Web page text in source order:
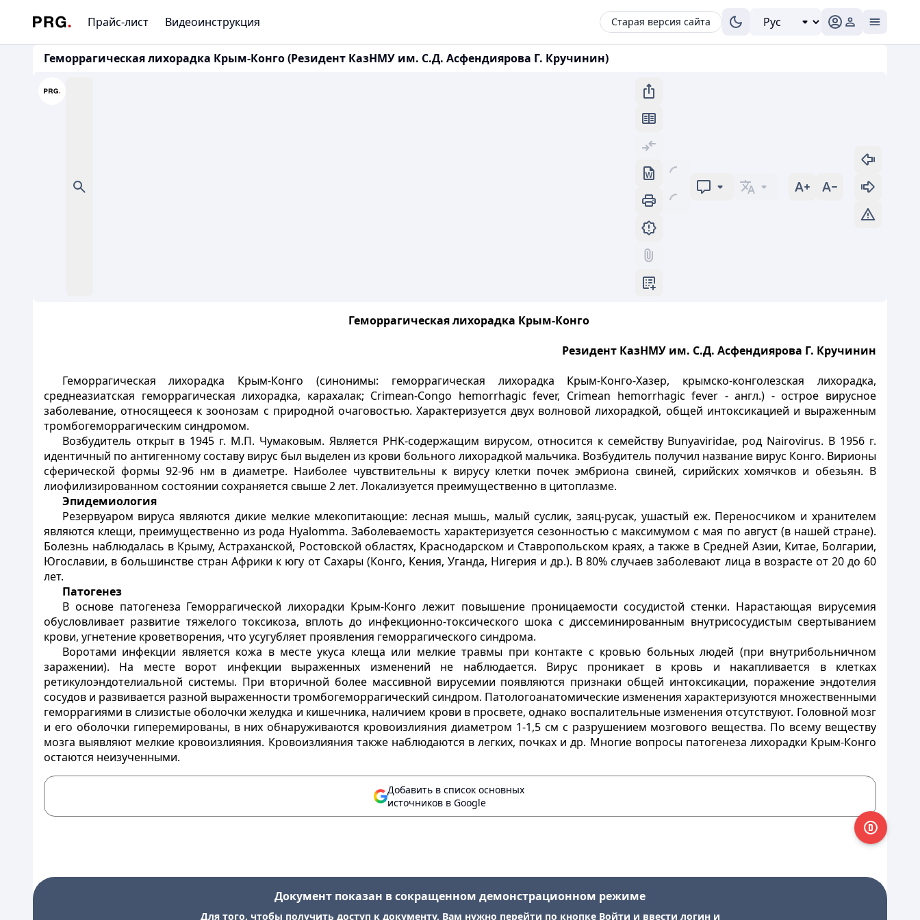
Прайс-лист Видеоинструкция Старая версия сайта
Геморрагическая лихорадка Крым-Конго (Резидент КазНМУ им. С.Д. Асфендиярова Г. Кручинин)
Геморрагическая лихорадка Крым-Конго
Резидент КазНМУ им. С.Д. Асфендиярова Г. Кручинин
Геморрагическая лихорадка Крым-Конго (синонимы: геморрагическая лихорадка Крым-Конго-Хазер, крымско-конголезская лихорадка,
среднеазиатская геморрагическая лихорадка, карахалак; Crimean-Congo hemorrhagic fever, Crimean hemorrhagic fever - англ.) - острое вирусное
заболевание, относящееся к зоонозам с природной очаговостью. Характеризуется двух волновой лихорадкой, общей интоксикацией и выраженным
тромбогеморрагическим синдромом.
Возбудитель открыт в 1945 г. М.П. Чумаковым. Является РНК-содержащим вирусом, относится к семейству Bunyaviridae, род Nairovirus. В 1956 г.
идентичный по антигенному составу вирус был выделен из крови больного лихорадкой мальчика. Возбудитель получил название вирус Конго. Вирионы
сферической формы 92-96 нм в диаметре. Наиболее чувствительны к вирусу клетки почек эмбриона свиней, сирийских хомячков и обезьян. В
лиофилизированном состоянии сохраняется свыше 2 лет. Локализуется преимущественно в цитоплазме.
Эпидемиология
Резервуаром вируса являются дикие мелкие млекопитающие: лесная мышь, малый суслик, заяц-русак, ушастый еж. Переносчиком и хранителем
являются клещи, преимущественно из рода Hyalomma. Заболеваемость характеризуется сезонностью с максимумом с мая по август (в нашей стране).
Болезнь наблюдалась в Крыму, Астраханской, Ростовской областях, Краснодарском и Ставропольском краях, а также в Средней Азии, Китае, Болгарии,
Югославии, в большинстве стран Африки к югу от Сахары (Конго, Кения, Уганда, Нигерия и др.). В 80% случаев заболевают лица в возрасте от 20 до 60
лет.
Патогенез
В основе патогенеза Геморрагической лихорадки Крым-Конго лежит повышение проницаемости сосудистой стенки. Нарастающая вирусемия
обусловливает развитие тяжелого токсикоза, вплоть до инфекционно-токсического шока с диссеминированным внутрисосудистым свертыванием
крови, угнетение кроветворения, что усугубляет проявления геморрагического синдрома.
Воротами инфекции является кожа в месте укуса клеща или мелкие травмы при контакте с кровью больных людей (при внутрибольничном
заражении). На месте ворот инфекции выраженных изменений не наблюдается. Вирус проникает в кровь и накапливается в клетках
ретикулоэндотелиальной системы. При вторичной более массивной вирусемии появляются признаки общей интоксикации, поражение эндотелия
сосудов и развивается разной выраженности тромбогеморрагический синдром. Патологоанатомические изменения характеризуются множественными
геморрагиями в слизистые оболочки желудка и кишечника, наличием крови в просвете, однако воспалительные изменения отсутствуют. Головной мозг
и его оболочки гиперемированы, в них обнаруживаются кровоизлияния диаметром 1-1,5 см с разрушением мозгового вещества. По всему веществу
мозга выявляют мелкие кровоизлияния. Кровоизлияния также наблюдаются в легких, почках и др. Многие вопросы патогенеза лихорадки Крым-Конго
остаются неизученными.
Добавить в список основных
источников в Google
Документ показан в сокращенном демонстрационном режиме
Для того, чтобы получить доступ к документу, Вам нужно перейти по кнопке Войти и ввести логин и